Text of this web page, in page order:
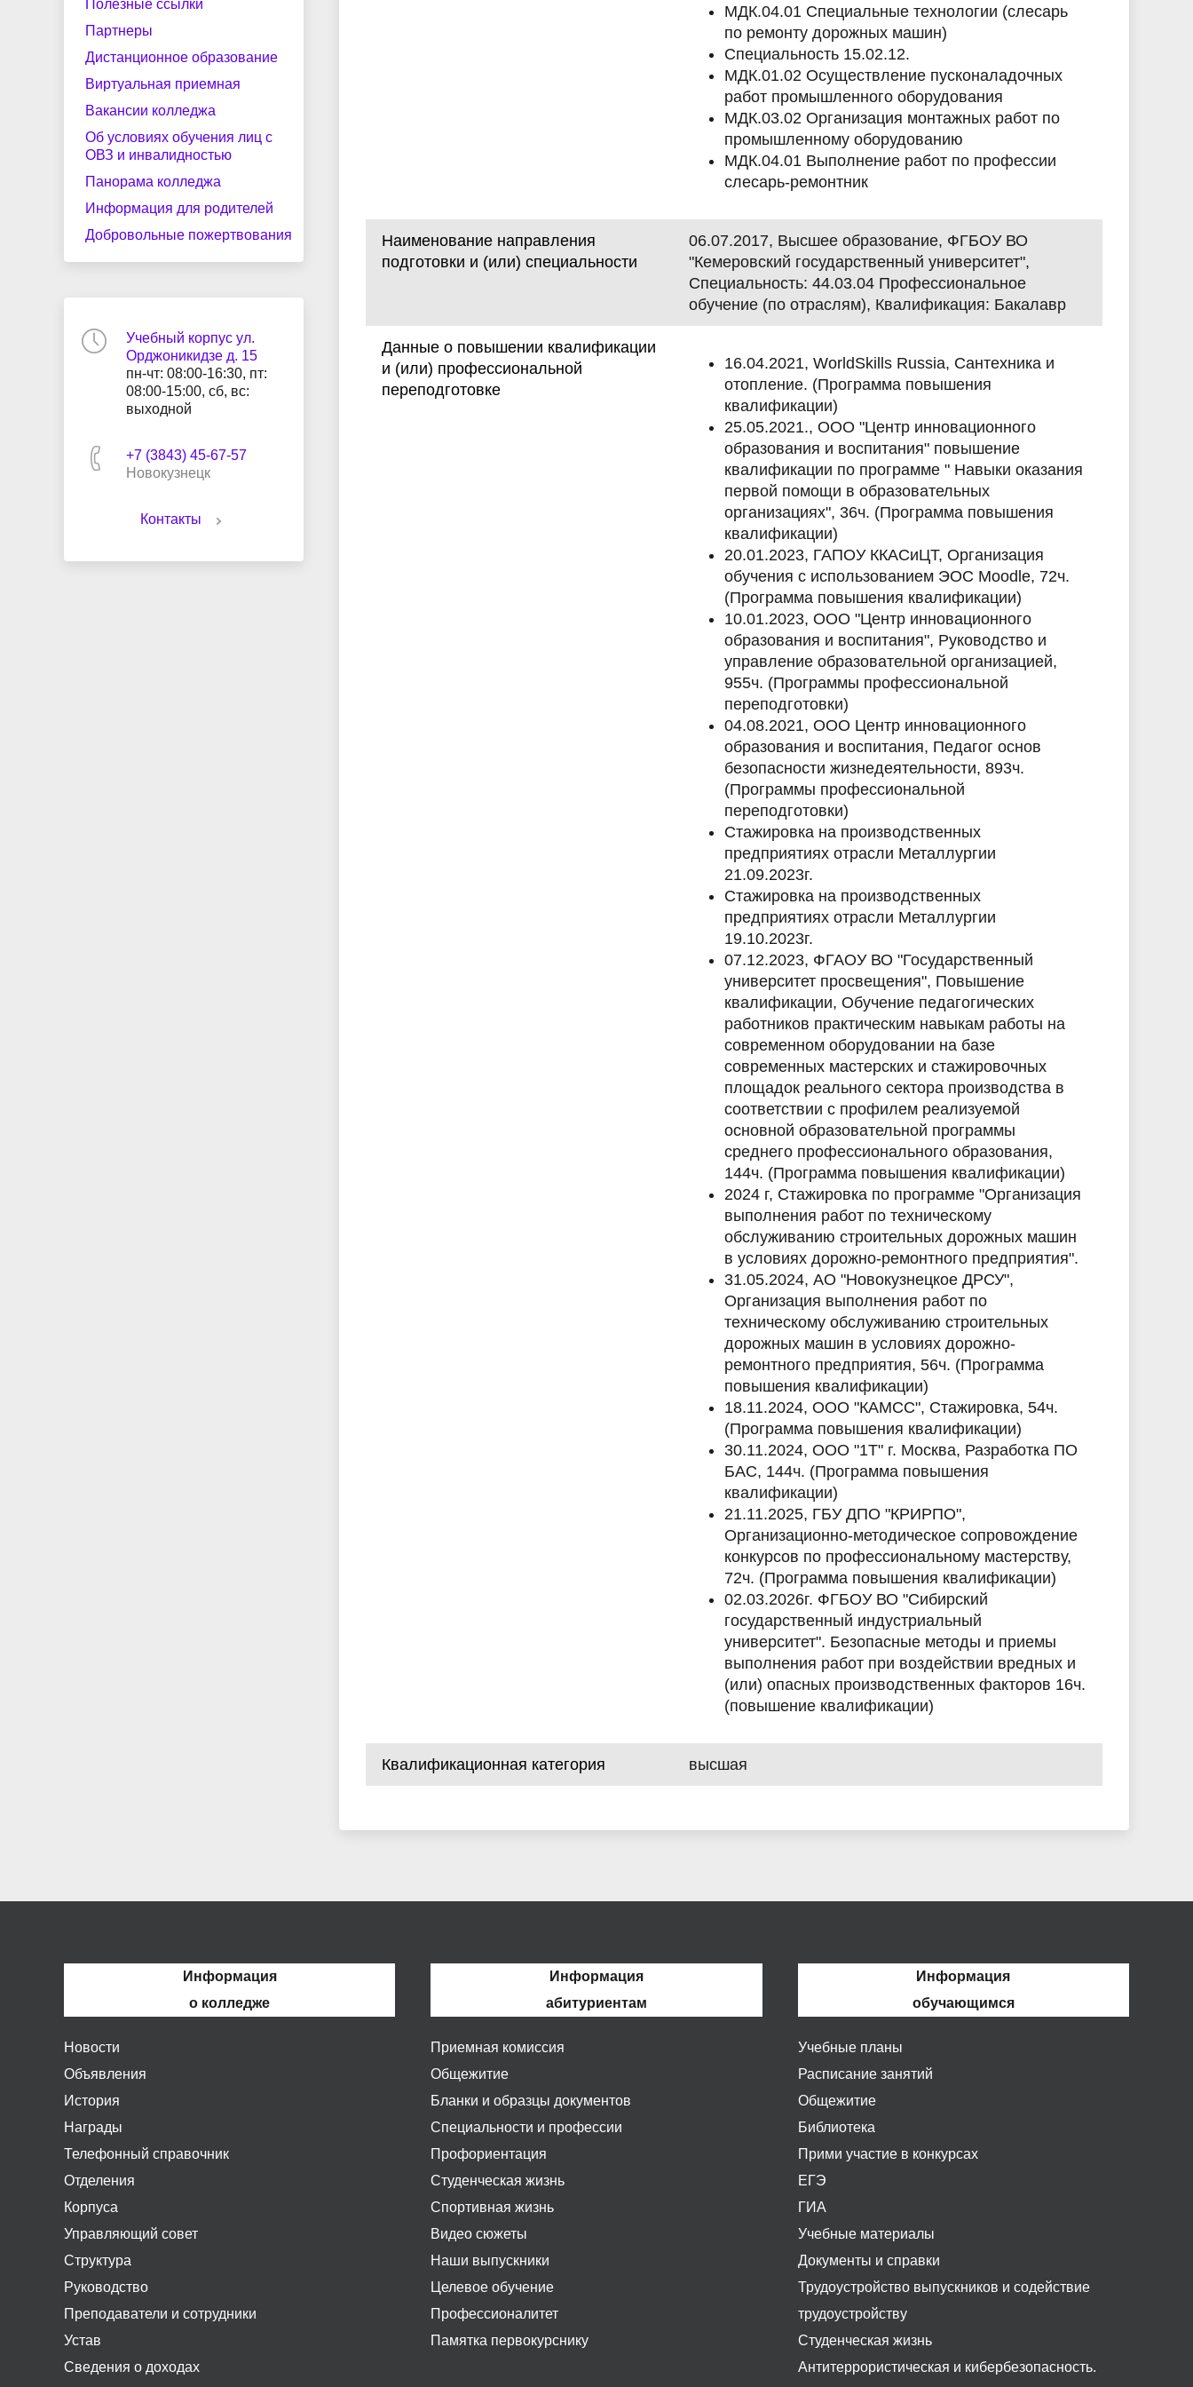
Полезные ссылки
Партнеры
Дистанционное образование
Виртуальная приемная
Вакансии колледжа
Об условиях обучения лиц с
ОВЗ и инвалидностью
Панорама колледжа
Информация для родителей
Добровольные пожертвования
Учебный корпус ул.
Орджоникидзе д. 15
пн-чт: 08:00-16:30, пт:
08:00-15:00, сб, вс:
выходной
+7 (3843) 45-67-57
Новокузнецк
Контакты
МДК.04.01 Специальные технологии (слесарь
по ремонту дорожных машин)
Специальность 15.02.12.
МДК.01.02 Осуществление пусконаладочных
работ промышленного оборудования
МДК.03.02 Организация монтажных работ по
промышленному оборудованию
МДК.04.01 Выполнение работ по профессии
слесарь-ремонтник
Наименование направления
подготовки и (или) специальности
06.07.2017, Высшее образование, ФГБОУ ВО
"Кемеровский государственный университет",
Специальность: 44.03.04 Профессиональное
обучение (по отраслям), Квалификация: Бакалавр
Данные о повышении квалификации
и (или) профессиональной
переподготовке
16.04.2021, WorldSkills Russia, Сантехника и
отопление. (Программа повышения
квалификации)
25.05.2021., ООО "Центр инновационного
образования и воспитания" повышение
квалификации по программе " Навыки оказания
первой помощи в образовательных
организациях", 36ч. (Программа повышения
квалификации)
20.01.2023, ГАПОУ ККАСиЦТ, Организация
обучения с использованием ЭОС Moodle, 72ч.
(Программа повышения квалификации)
10.01.2023, ООО "Центр инновационного
образования и воспитания", Руководство и
управление образовательной организацией,
955ч. (Программы профессиональной
переподготовки)
04.08.2021, ООО Центр инновационного
образования и воспитания, Педагог основ
безопасности жизнедеятельности, 893ч.
(Программы профессиональной
переподготовки)
Стажировка на производственных
предприятиях отрасли Металлургии
21.09.2023г.
Стажировка на производственных
предприятиях отрасли Металлургии
19.10.2023г.
07.12.2023, ФГАОУ ВО "Государственный
университет просвещения", Повышение
квалификации, Обучение педагогических
работников практическим навыкам работы на
современном оборудовании на базе
современных мастерских и стажировочных
площадок реального сектора производства в
соответствии с профилем реализуемой
основной образовательной программы
среднего профессионального образования,
144ч. (Программа повышения квалификации)
2024 г, Стажировка по программе "Организация
выполнения работ по техническому
обслуживанию строительных дорожных машин
в условиях дорожно-ремонтного предприятия".
31.05.2024, АО "Новокузнецкое ДРСУ",
Организация выполнения работ по
техническому обслуживанию строительных
дорожных машин в условиях дорожно-
ремонтного предприятия, 56ч. (Программа
повышения квалификации)
18.11.2024, ООО "КАМСС", Стажировка, 54ч.
(Программа повышения квалификации)
30.11.2024, ООО "1Т" г. Москва, Разработка ПО
БАС, 144ч. (Программа повышения
квалификации)
21.11.2025, ГБУ ДПО "КРИРПО",
Организационно-методическое сопровождение
конкурсов по профессиональному мастерству,
72ч. (Программа повышения квалификации)
02.03.2026г. ФГБОУ ВО "Сибирский
государственный индустриальный
университет". Безопасные методы и приемы
выполнения работ при воздействии вредных и
(или) опасных производственных факторов 16ч.
(повышение квалификации)
Квалификационная категория высшая
Информация
о колледже
Новости
Объявления
История
Награды
Телефонный справочник
Отделения
Корпуса
Управляющий совет
Структура
Руководство
Преподаватели и сотрудники
Устав
Сведения о доходах
Информация
абитуриентам
Приемная комиссия
Общежитие
Бланки и образцы документов
Специальности и профессии
Профориентация
Студенческая жизнь
Спортивная жизнь
Видео сюжеты
Наши выпускники
Целевое обучение
Профессионалитет
Памятка первокурснику
Информация
обучающимся
Учебные планы
Расписание занятий
Общежитие
Библиотека
Прими участие в конкурсах
ЕГЭ
ГИА
Учебные материалы
Документы и справки
Трудоустройство выпускников и содействие
трудоустройству
Студенческая жизнь
Антитеррористическая и кибербезопасность.